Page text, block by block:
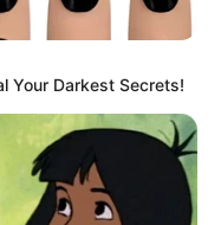
Your Darkest Secrets!